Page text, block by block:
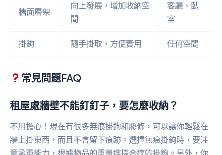
牆面層架
向上發展，增加收納空
間
客廳、臥
室
掛鉤 隨手掛取，方便實用 任何空間
常見問題FAQ
租屋處牆壁不能釘釘子，要怎麼收納？
不用擔心！現在有很多無痕掛鉤和膠條，可以讓你輕鬆在
牆上掛東西，而且不會留下痕跡。選擇無痕掛鉤時，要注